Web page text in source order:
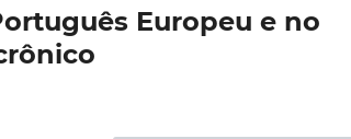
Europeu e no